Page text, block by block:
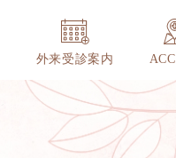
外来受診案内